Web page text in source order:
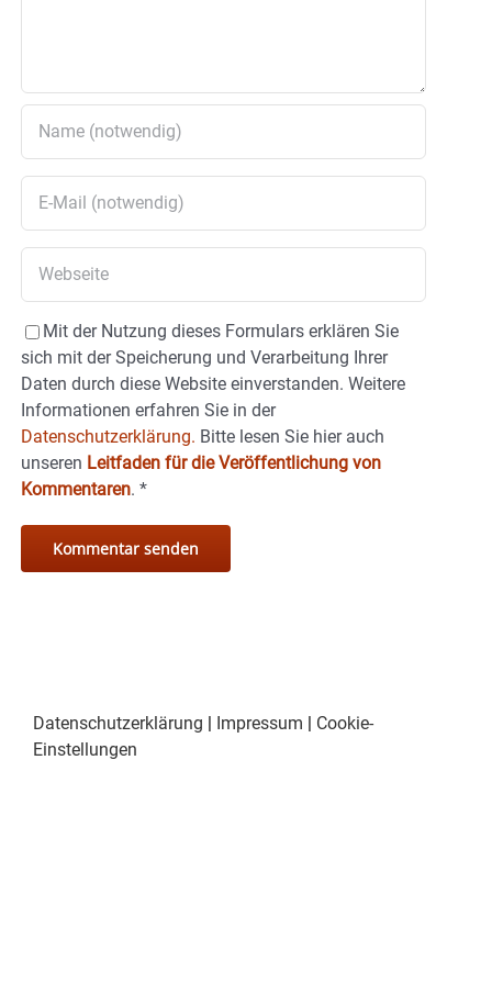
Mit der Nutzung dieses Formulars erklären Sie
sich mit der Speicherung und Verarbeitung Ihrer
Daten durch diese Website einverstanden. Weitere
Informationen erfahren Sie in der
Datenschutzerklärung. Bitte lesen Sie hier auch
unseren Leitfaden für die Veröffentlichung von
Kommentaren. *
Datenschutzerklärung | Impressum | Cookie-
Einstellungen